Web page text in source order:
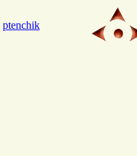
ptenchik